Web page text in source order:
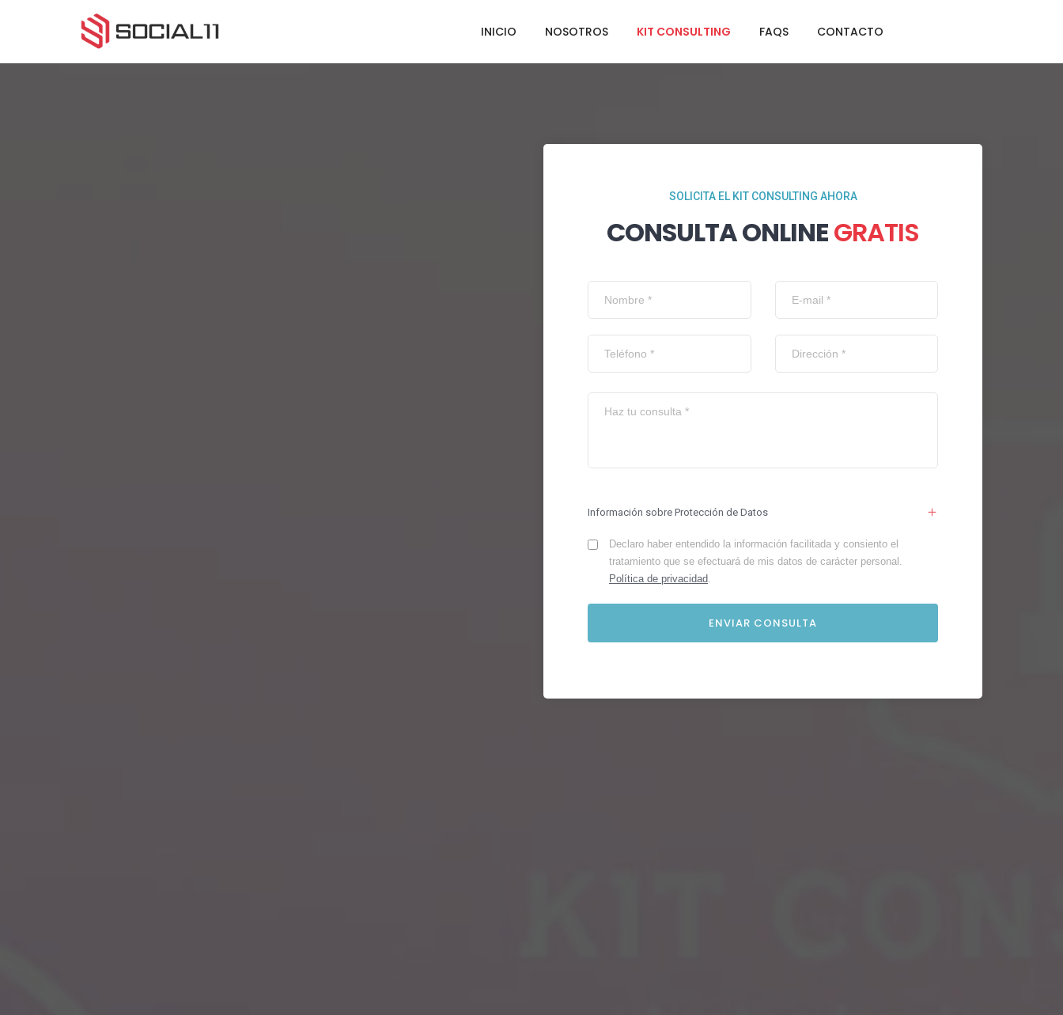
INICIO NOSOTROS KIT CONSULTING FAQS CONTACTO
SOLICITA EL KIT CONSULTING AHORA
CONSULTA ONLINEGRATIS
Información sobre Protección de Datos
Declaro haber entendido la información facilitada y consiento el
tratamiento que se efectuará de mis datos de carácter personal.
Política de privacidad.